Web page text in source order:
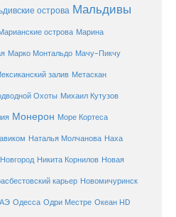
острова Мальдивы
острова Марина
Марко Монтальдо Мачу-Пикчу
залив Метаскан
Охоты Михаил Кутузов
Монерон Море Кортеса
Наталья Молчанова Наха
Никита Корнилов Новая
карьер Новомичуринск
Одесса Одри Местре Океан HD